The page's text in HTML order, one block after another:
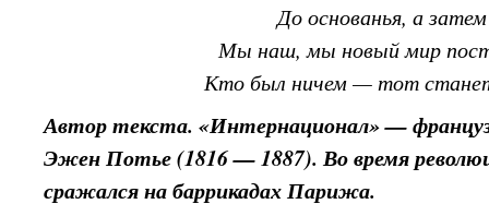
До основанья, а затем
Мы наш, мы новый мир
Кто был ничем — тот
Автор текста. «Интернационал» —
Эжен Потье (1816 — 1887). Во время
сражался на баррикадах Парижа.